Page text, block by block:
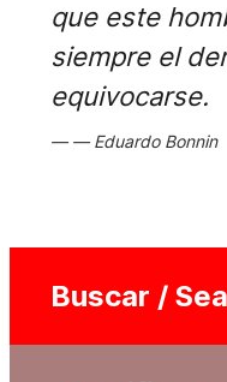
que este
siempre el
equivocarse.
Eduardo Bonnin
Buscar /